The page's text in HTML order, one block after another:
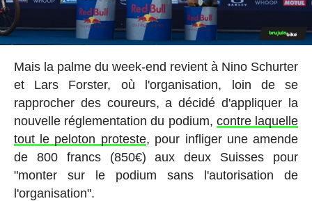
Mais la palme du week-end revient à Nino Schurter
et Lars Forster, où l'organisation, loin de se
rapprocher des coureurs, a décidé d'appliquer la
nouvelle réglementation du podium, contre laquelle
tout le peloton proteste, pour infliger une amende
de 800 francs (850€) aux deux Suisses pour
"monter sur le podium sans l'autorisation de
l'organisation".